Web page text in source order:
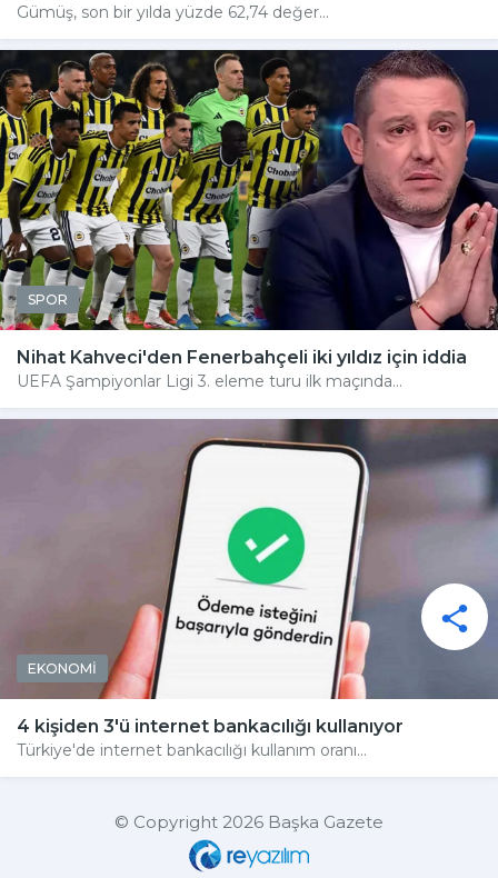
Gümüş, son bir yılda yüzde 62,74 değer...
SPOR
Nihat Kahveci'den Fenerbahçeli iki yıldız için iddia
UEFA Şampiyonlar Ligi 3. eleme turu ilk maçında...
EKONOMİ
4 kişiden 3'ü internet bankacılığı kullanıyor
Türkiye'de internet bankacılığı kullanım oranı...
© Copyright 2026 Başka Gazete